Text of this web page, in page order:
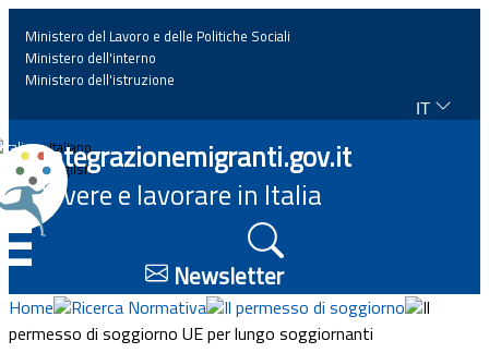
Home
News
Approfondimenti
Eventi
Ministero del Lavoro e delle Politiche Sociali
Ministero dell'interno
Ministero dell'istruzione
IT
Italiano
English
Integrazionemigranti.gov.it
Vivere e lavorare in Italia
Newsletter
Home Ricerca Normativa Il permesso di soggiorno
Il
permesso di soggiorno UE per lungo soggiornanti